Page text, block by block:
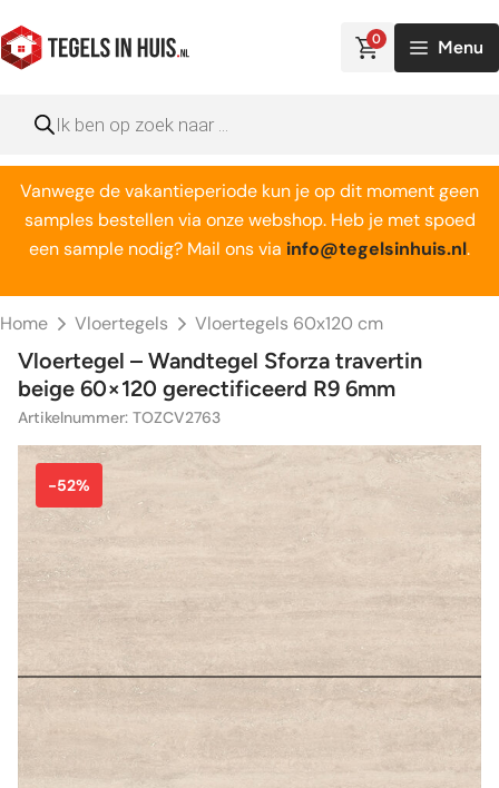
naar
de
0 Menu
zoeken
Vanwege de vakantieperiode kun je op dit moment geen
samples bestellen via onze webshop. Heb je met spoed
een sample nodig? Mail ons via info@tegelsinhuis.nl.
Home Vloertegels Vloertegels 60x120 cm
Vloertegel – Wandtegel Sforza travertin
beige 60×120 gerectificeerd R9 6mm
Artikelnummer: TOZCV2763
-52%